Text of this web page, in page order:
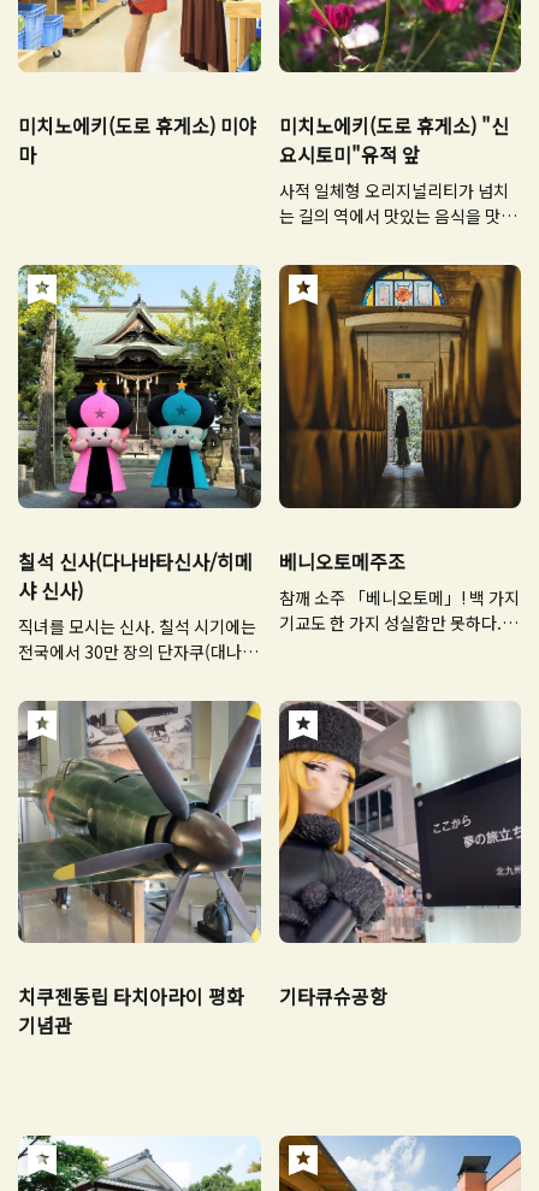
미치노에키(도로 휴게소) 미야
마
미치노에키(도로 휴게소) "신
요시토미"유적 앞
사적 일체형 오리지널리티가 넘치
는 길의 역에서 맛있는 음식을 맛보
칠석 신사(다나바타신사/히메
샤 신사)
직녀를 모시는 신사. 칠석 시기에는
전국에서 30만 장의 단자쿠(대나무
라고 하며 소원을 씁니다)가 도착한
다고 합니다.
베니오토메주조
참깨 소주 「베니오토메」! 백 가지
기교도 한 가지 성실함만 못하다. 창
치쿠젠동립 타치아라이 평화
기념관
기타큐슈공항